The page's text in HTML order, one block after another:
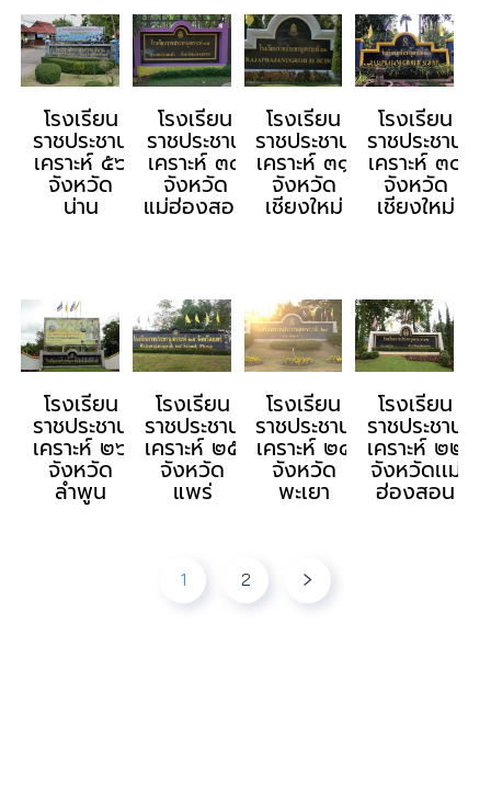
โรงเรียน
ราชประชานุ
เคราะห์ ๕๖
จังหวัด
น่าน
โรงเรียน
ราชประชานุ
เคราะห์ ๓๔
จังหวัด
แม่ฮ่องสอน
โรงเรียน
ราชประชานุ
เคราะห์ ๓๑
จังหวัด
เชียงใหม่
โรงเรียน
ราชประชานุ
เคราะห์ ๓๐
จังหวัด
เชียงใหม่
โรงเรียน
ราชประชานุ
เคราะห์ ๒๖
จังหวัด
ลำพูน
โรงเรียน
ราชประชานุ
เคราะห์ ๒๕
จังหวัด
แพร่
โรงเรียน
ราชประชานุ
เคราะห์ ๒๔
จังหวัด
พะเยา
โรงเรียน
ราชประชานุ
เคราะห์ ๒๒
จังหวัดเเม่
ฮ่องสอน
1 2